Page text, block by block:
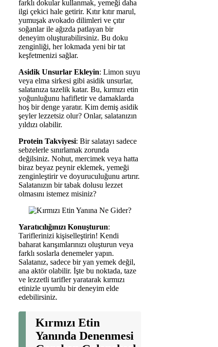
farklı dokular kullanmak, yemeği daha
ilgi çekici hale getirir. Kıtır kıtır marul,
yumuşak avokado dilimleri ve çıtır
soğanlar ile ağızda patlayan bir
deneyim oluşturabilirsiniz. Bu doku
zenginliği, her lokmada yeni bir tat
keşfetmenizi sağlar.
Asidik Unsurlar Ekleyin: Limon suyu
veya elma sirkesi gibi asidik unsurlar,
salatanıza tazelik katar. Bu, kırmızı etin
yoğunluğunu hafifletir ve damaklarda
hoş bir denge yaratır. Kim demiş asidik
şeyler lezzetsiz olur? Onlar, salatanızın
yıldızı olabilir.
Protein Takviyesi: Bir salatayı sadece
sebzelerle sınırlamak zorunda
değilsiniz. Nohut, mercimek veya hatta
biraz beyaz peynir eklemek, yemeği
zenginleştirir ve doyuruculuğunu artırır.
Salatanızın bir tabak dolusu lezzet
olmasını istemez misiniz?
Yaratıcılığınızı Konuşturun:
Tariflerinizi kişiselleştirin! Kendi
baharat karışımlarınızı oluşturun veya
farklı soslarla denemeler yapın.
Salatanız, sadece bir yan yemek değil,
ana aktör olabilir. İşte bu noktada, taze
ve lezzetli tarifler yaratarak kırmızı
etinizle uyumlu bir deneyim elde
edebilirsiniz.
Kırmızı Etin
Yanında Denenmesi